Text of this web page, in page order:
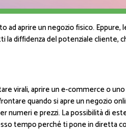
ad aprire un negozio fisico.
la diffidenza del potenziale cliente,
virali, aprire un e-commerce o
quando si apre un negozio
numeri e prezzi. La possibilità di
tempo perché ti pone in diretta